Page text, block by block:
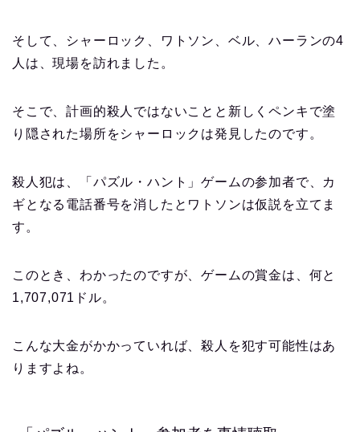
そして、シャーロック、ワトソン、ベル、ハーランの4
人は、現場を訪れました。
そこで、計画的殺人ではないことと新しくペンキで塗
り隠された場所をシャーロックは発見したのです。
殺人犯は、「パズル・ハント」ゲームの参加者で、カ
ギとなる電話番号を消したとワトソンは仮説を立てま
す。
このとき、わかったのですが、ゲームの賞金は、何と
1,707,071ドル。
こんな大金がかかっていれば、殺人を犯す可能性はあ
りますよね。